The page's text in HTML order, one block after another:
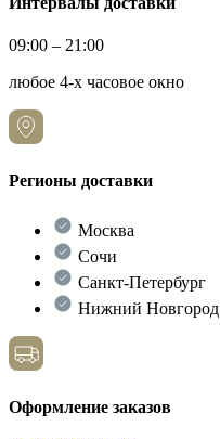
09:00 – 21:00
любое 4-х часовое окно
Регионы доставки
Москва
Сочи
Санкт-Петербург
Нижний Новгород
Оформление заказов